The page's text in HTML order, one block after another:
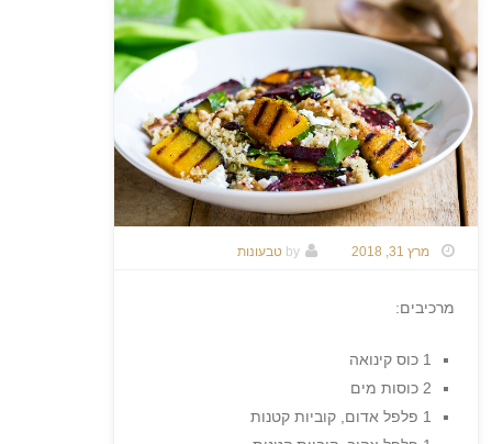
מרץ 31, 2018 by טבעונות
מרכיבים:
1 כוס קינואה
2 כוסות מים
1 פלפל אדום, קוביות קטנות